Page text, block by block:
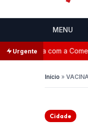
MENU
Urgentecom a
Início »
Cidade